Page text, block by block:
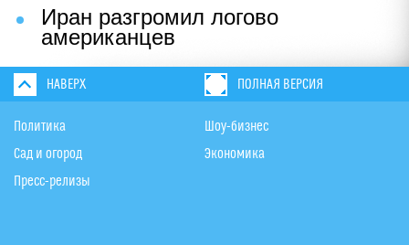
Иран разгромил логово
американцев
НАВЕРХ ПОЛНАЯ ВЕРСИЯ
Политика
Сад и огород
Пресс-релизы
Шоу-бизнес
Экономика